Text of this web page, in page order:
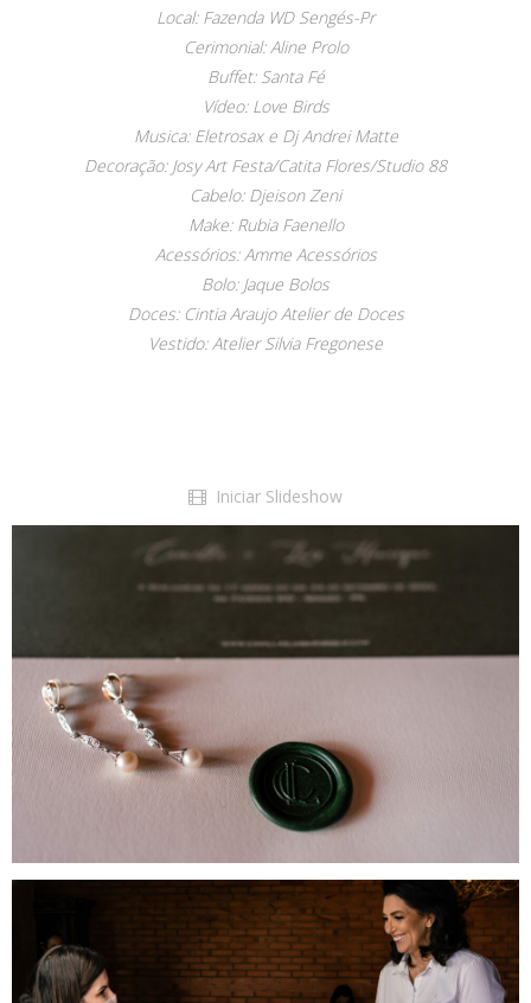
Local: Fazenda WD Sengés-Pr
Cerimonial: Aline Prolo
Buffet: Santa Fé
Vídeo: Love Birds
Musica: Eletrosax e Dj Andrei Matte
Decoração: Josy Art Festa/Catita Flores/Studio 88
Cabelo: Djeison Zeni
Make: Rubia Faenello
Acessórios: Amme Acessórios
Bolo: Jaque Bolos
Doces: Cintia Araujo Atelier de Doces
Vestido: Atelier Silvia Fregonese
Iniciar Slideshow